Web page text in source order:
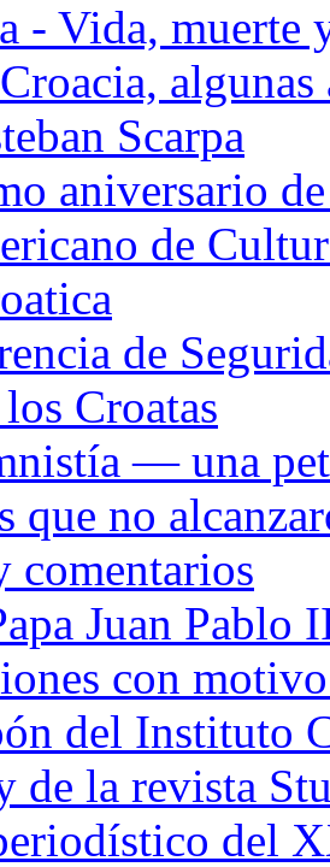
- Vida, muerte
Scarpa
aniversario
de
de
Croatas
— una
que no
comentarios
Juan Pablo
con
del Instituto
de la revista
del